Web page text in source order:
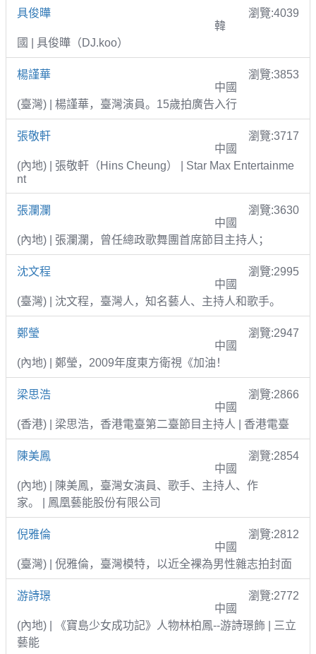
具俊曄
瀏覽:4039
韓
國 | 具俊曄（DJ.koo）
楊謹華
瀏覽:3853
中國
(臺灣) | 楊謹華，臺灣演員。15歲拍廣告入行
張敬軒
瀏覽:3717
中國
(內地) | 張敬軒（Hins Cheung） | Star Max Entertainme
nt
張瀾瀾
瀏覽:3630
中國
(內地) | 張瀾瀾，曾任總政歌舞團首席節目主持人；
沈文程
瀏覽:2995
中國
(臺灣) | 沈文程，臺灣人，知名藝人、主持人和歌手。
鄭瑩
瀏覽:2947
中國
(內地) | 鄭瑩，2009年度東方衛視《加油！
梁思浩
瀏覽:2866
中國
(香港) | 梁思浩，香港電臺第二臺節目主持人 | 香港電臺
陳美鳳
瀏覽:2854
中國
(內地) | 陳美鳳，臺灣女演員、歌手、主持人、作
家。 | 鳳凰藝能股份有限公司
倪雅倫
瀏覽:2812
中國
(臺灣) | 倪雅倫，臺灣模特，以近全裸為男性雜志拍封面
游詩璟
瀏覽:2772
中國
(內地) | 《寶島少女成功記》人物林柏鳳--游詩璟飾 | 三立
藝能